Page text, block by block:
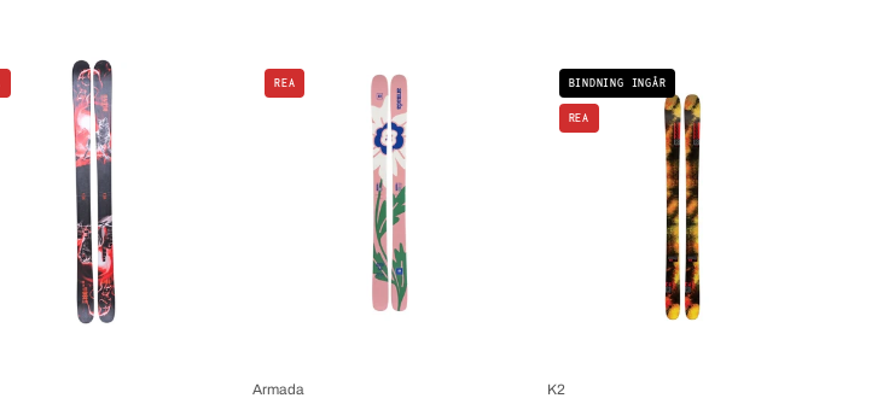
Blend
WILL
Armada
ARW
84
25/26_1
REA
Armada
RECKONER
92
SQUIRE
10
SET
25/26_1
BINDNING INGÅR
REA
K2